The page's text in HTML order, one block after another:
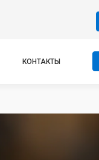
КОНТАКТЫ